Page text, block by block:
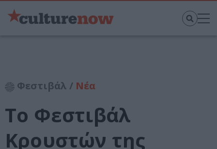
Φεστιβάλ / Νέα
Το Φεστιβάλ
Κρουστών της